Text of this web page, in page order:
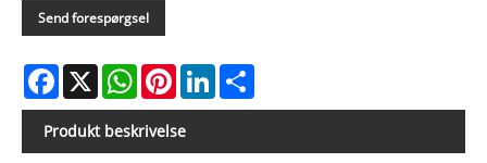
Send forespørgsel
Facebook
X WhatsAppPinterestLinkedIn
Produkt beskrivelse